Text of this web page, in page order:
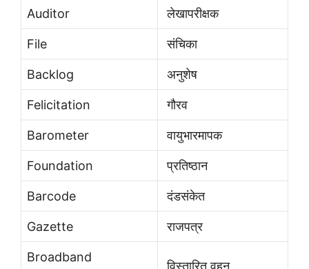
Auditor लेखापरीक्षक
File संचिका
Backlog अनुशेष
Felicitation गौरव
Barometer वायुभारमापक
Foundation प्रतिष्ठान
Barcode दंडसंकेत
Gazette राजपत्र
Broadband
विस्तारित वहन